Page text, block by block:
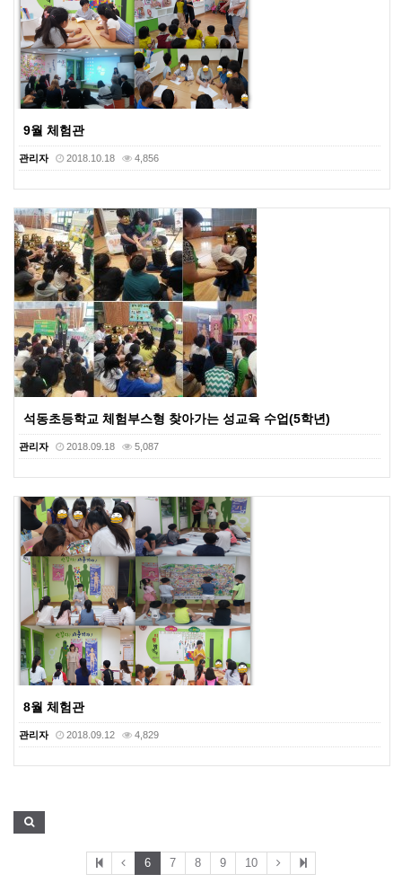
9월 체험관
관리자 2018.10.18 4,856
석동초등학교 체험부스형 찾아가는 성교육 수업(5학년)
관리자 2018.09.18 5,087
8월 체험관
관리자 2018.09.12 4,829
6 7 8 9 10